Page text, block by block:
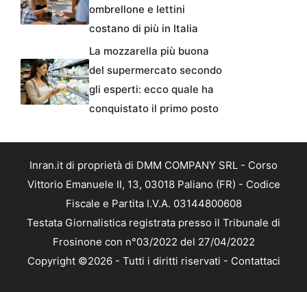
ombrellone e lettini
costano di più in Italia
La mozzarella più buona
del supermercato secondo
gli esperti: ecco quale ha
conquistato il primo posto
Inran.it di proprietà di DMM COMPANY SRL - Corso
Vittorio Emanuele II, 13, 03018 Paliano (FR) - Codice
Fiscale e Partita I.V.A. 03144800608
Testata Giornalistica registrata presso il Tribunale di
Frosinone con n°03/2022 del 27/04/2022
Copyright ©2026 - Tutti i diritti riservati - Contattaci